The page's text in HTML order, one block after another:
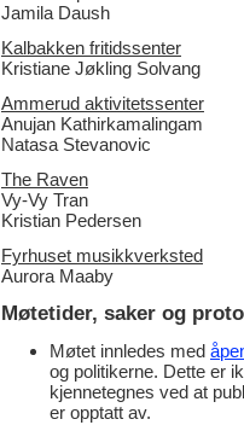
Jamila Daush
Kalbakken fritidssenter
Kristiane Jøkling Solvang
Ammerud aktivitetssenter
Anujan Kathirkamalingam
Natasa Stevanovic
The Raven
Vy-Vy Tran
Kristian Pedersen
Fyrhuset musikkverksted
Aurora Maaby
Møtetider, saker og
Møtet innledes med
og politikerne. Dette er
kjennetegnes ved at
er opptatt av.